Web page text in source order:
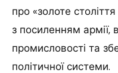
про «золоте
з посиленням армії,
промисловості та
політичної системи.